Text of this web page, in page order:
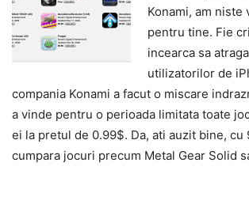
Konami, am niste
pentru tine. Fie
incearca sa
utilizatorilor de
compania Konami a facut o miscare
a vinde pentru o perioada limitata toate
ei la pretul de 0.99$. Da, ati auzit bine, cu
cumpara jocuri precum Metal Gear Solid